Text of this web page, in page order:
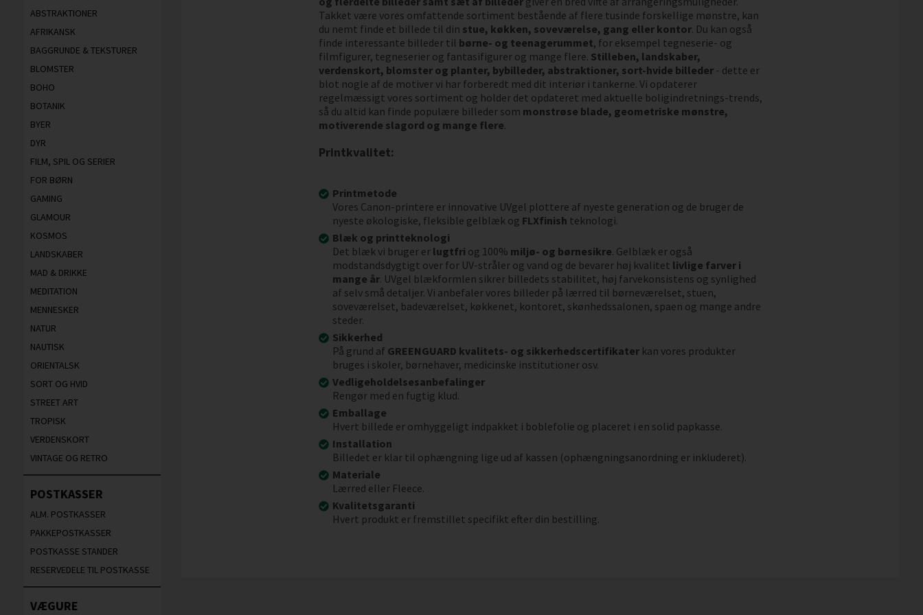
ABSTRAKTIONER
AFRIKANSK
BAGGRUNDE & TEKSTURER
BLOMSTER
BOHO
BOTANIK
BYER
DYR
FILM, SPIL OG SERIER
FOR BØRN
GAMING
GLAMOUR
KOSMOS
LANDSKABER
MAD & DRIKKE
MEDITATION
MENNESKER
NATUR
NAUTISK
ORIENTALSK
SORT OG HVID
STREET ART
TROPISK
VERDENSKORT
VINTAGE OG RETRO
POSTKASSER
ALM. POSTKASSER
PAKKEPOSTKASSER
POSTKASSE STANDER
RESERVEDELE TIL POSTKASSE
VÆGURE
Takket være vores omfattende sortiment bestående af flere tusinde forskellige mønstre, kan
du nemt finde et billede til din stue, køkken, soveværelse, gang eller kontor. Du kan også
finde interessante billeder til børne- og teenagerummet, for eksempel tegneserie- og
filmfigurer, tegneserier og fantasifigurer og mange flere. Stilleben, landskaber,
verdenskort, blomster og planter, bybilleder, abstraktioner, sort-hvide billeder- dette er
blot nogle af de motiver vi har forberedt med dit interiør i tankerne. Vi opdaterer
regelmæssigt vores sortiment og holder det opdateret med aktuelle boligindretnings-trends,
så du altid kan finde populære billeder som monstrøse blade, geometriske mønstre,
motiverende slagord og mange flere.
Printkvalitet:
Printmetode
Vores Canon-printere er innovative UVgel plottere af nyeste generation og de bruger de
nyeste økologiske, fleksible gelblæk og FLXfinish teknologi.
Blæk og printteknologi
Det blæk vi bruger er lugtfri og 100% miljø- og børnesikre. Gelblæk er også
modstandsdygtigt over for UV-stråler og vand og de bevarer høj kvalitet livlige farver i
mange år. UVgel blækformlen sikrer billedets stabilitet, høj farvekonsistens og synlighed
af selv små detaljer. Vi anbefaler vores billeder på lærred til børneværelset, stuen,
soveværelset, badeværelset, køkkenet, kontoret, skønhedssalonen, spaen og mange andre
steder.
Sikkerhed
På grund af GREENGUARD kvalitets- og sikkerhedscertifikaterkan vores produkter
bruges i skoler, børnehaver, medicinske institutioner osv.
Vedligeholdelsesanbefalinger
Rengør med en fugtig klud.
Emballage
Hvert billede er omhyggeligt indpakket i boblefolie og placeret i en solid papkasse.
Installation
Billedet er klar til ophængning lige ud af kassen (ophængningsanordning er inkluderet).
Materiale
Lærred eller Fleece.
Kvalitetsgaranti
Hvert produkt er fremstillet specifikt efter din bestilling.